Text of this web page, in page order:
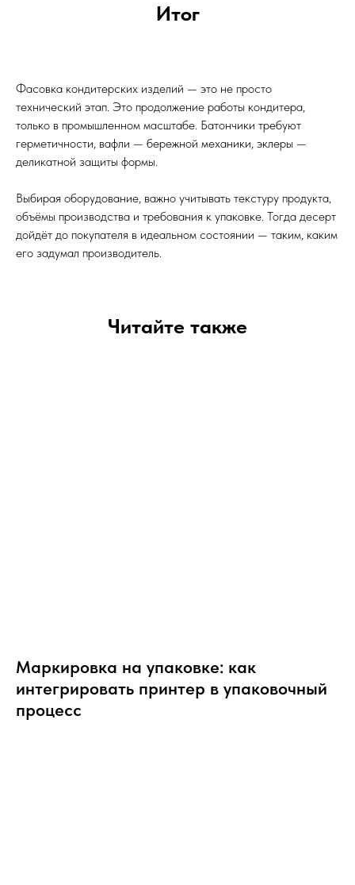
Итог
Фасовка кондитерских изделий — это не просто
технический этап. Это продолжение работы кондитера,
только в промышленном масштабе. Батончики требуют
герметичности, вафли — бережной механики, эклеры —
деликатной защиты формы.
Выбирая оборудование, важно учитывать текстуру продукта,
объёмы производства и требования к упаковке. Тогда десерт
дойдёт до покупателя в идеальном состоянии — таким, каким
его задумал производитель.
Читайте также
Маркировка на упаковке: как
интегрировать принтер в упаковочный
процесс